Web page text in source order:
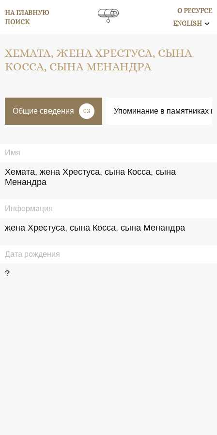
НА ГЛАВНУЮ
ПОИСК
О РЕСУРСЕ
ENGLISH
ХЕМАТА, ЖЕНА ХРЕСТУСА, СЫНА
КОССА, СЫНА МЕНАНДРА
Общие сведения 03 Упоминание в памятниках
Имя
Хемата, жена Хрестуса, сына Косса, сына
Менандра
Информация
жена Хрестуса, сына Косса, сына Менандра
Дата рождения
?